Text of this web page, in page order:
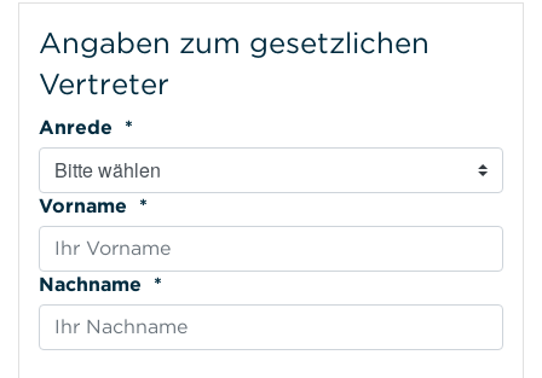
Angaben zum gesetzlichen
Vertreter
Anrede *
Vorname *
Nachname *